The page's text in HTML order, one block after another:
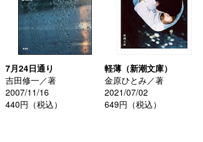
7月24日通り
吉田修一／著
2007/11/16
440円（税込）
軽薄（新潮文庫）
金原ひとみ／著
2021/07/02
649円（税込）